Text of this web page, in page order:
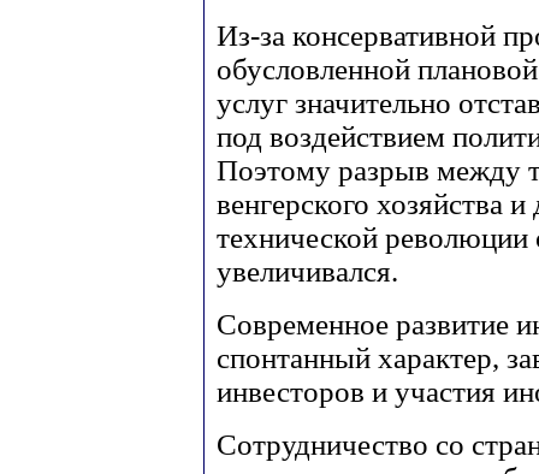
Из-за консервативной
обусловленной
услуг значительно
под воздействием
Поэтому разрыв между
венгерского хозяйства
технической
увеличивался.
Современное развитие
спонтанный характер,
инвесторов и участия
Сотрудничество со